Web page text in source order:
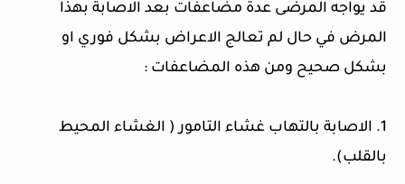
قد يواجه المرضى عدة مضاعفات بعد الاصابة بهذا
المرض في حال لم تعالج الاعراض بشكل فوري او
بشكل صحيح ومن هذه المضاعفات :
1. الاصابة بالتهاب غشاء التامور ( الغشاء المحيط
بالقلب).